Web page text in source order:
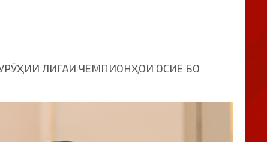
ЛИГАИ ЧЕМПИОНҲОИ ОСИЁ БО